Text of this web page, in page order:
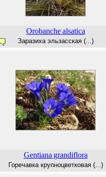
Orobanche alsatica
Заразиха эльзасская (...)
Gentiana grandiflora
Горечавка крупноцветковая (...)